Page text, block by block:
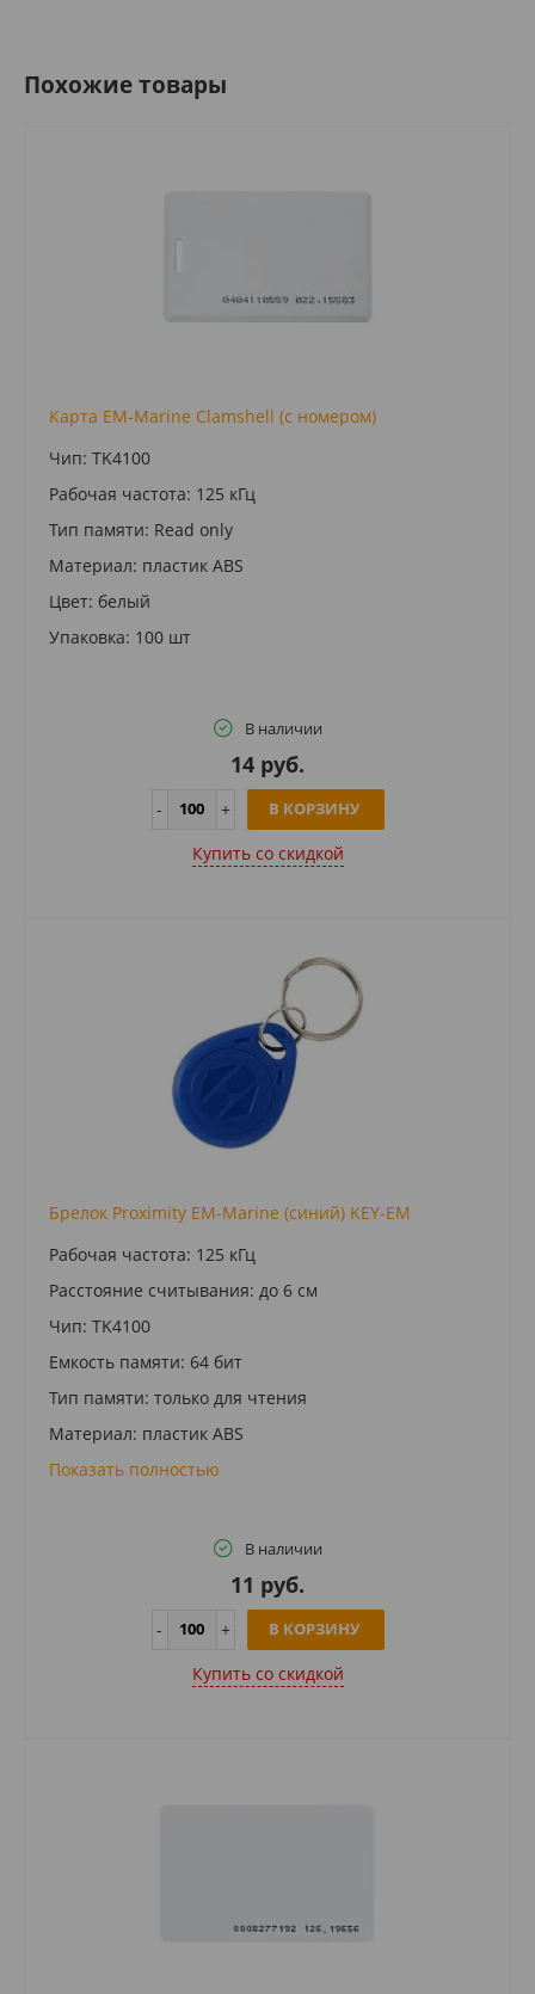
Похожие товары
Карта EM-Marine Clamshell (с номером)
Чип: TK4100
Рабочая частота: 125 кГц
Тип памяти: Read only
Материал: пластик ABS
Цвет: белый
Упаковка: 100 шт
В наличии
14 руб.
В КОРЗИНУ
Купить cо скидкой
Брелок Proximity EM-Marine (синий) KEY‑EM
Рабочая частота: 125 кГц
Расстояние считывания: до 6 см
Чип: TK4100
Емкость памяти: 64 бит
Тип памяти: только для чтения
Материал: пластик ABS
Показать полностью
В наличии
11 руб.
В КОРЗИНУ
Купить cо скидкой